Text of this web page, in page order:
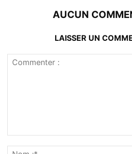
AUCUN
LAISSER UN